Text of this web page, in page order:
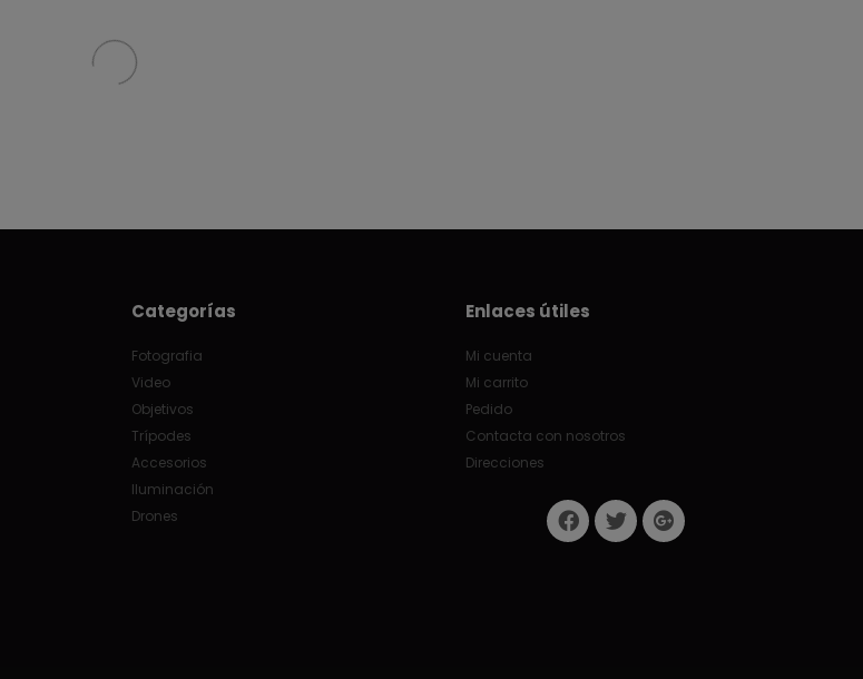
Categorías
Fotografia
Video
Objetivos
Trípodes
Accesorios
Iluminación
Drones
Enlaces útiles
Mi cuenta
Mi carrito
Pedido
Contacta con nosotros
Direcciones